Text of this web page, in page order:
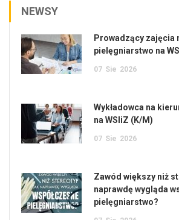
NEWSY
Prowadzący zajęcia
pielęgniarstwo na
07 Sie 2026
Wykładowca na
na WSIiZ (K/M)
07 Sie 2026
Zawód większy niż
naprawdę wygląda
pielęgniarstwo?